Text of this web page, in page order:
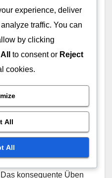
Wurfs umfasst einen
um
gewährleisten. Die
mit den Fingern
um den Wurf zu
zu erzeugen.
die Spieler
in Richtung Ziel
abgeben. Dies baut
hilft auch, das
konsequente Üben
experience, deliver
traffic. You can
by clicking
to consent or Reject
cookies.
All
All